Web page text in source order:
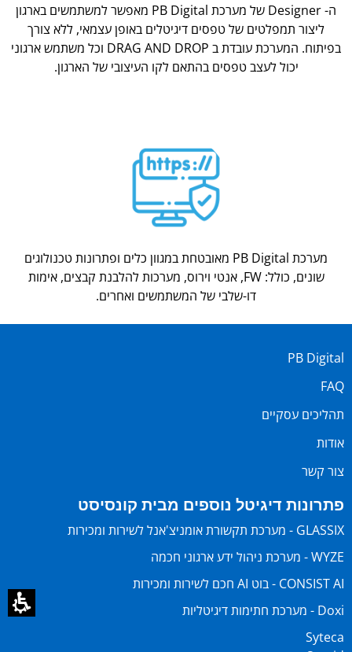
ה- Designer של מערכת PB Digital מאפשר למשתמשים בארגון
ליצור תמפלטים של טפסים דיגיטלים באופן עצמאי, ללא צורך
בפיתוח. המערכת עובדת ב DRAG AND DROP וכל משתמש ארגוני
יכול לעצב טפסים בהתאם לקו העיצובי של הארגון.
מערכת PB Digital מאובטחת במגוון כלים ופתרונות טכנולוגים
שונים, כולל: FW, אנטי וירוס, מערכות להלבנת קבצים, אימות
דו-שלבי של המשתמשים ואחרים.
PB Digital
FAQ
תהליכים עסקיים
אודות
צור קשר
פתרונות דיגיטל נוספים מבית קונסיסט
GLASSIX - מערכת תקשורת אומניצ'אנל לשירות ומכירות
WYZE - מערכת ניהול ידע ארגוני חכמה
CONSIST AI - בוט AI חכם לשירות ומכירות
Doxi - מערכת חתימות דיגיטליות
Syteca